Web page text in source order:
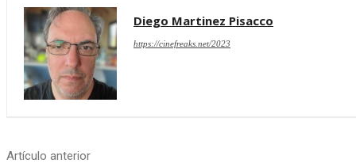
Diego Martinez Pisacco
https://cinefreaks.net/2023
Artículo anterior